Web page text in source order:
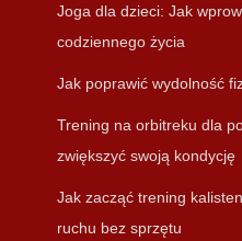
Joga dla dzieci: Jak
codziennego życia
Jak poprawić wydolność
Trening na orbitreku dla
zwiększyć swoją kondycję
Jak zacząć trening
ruchu bez sprzętu